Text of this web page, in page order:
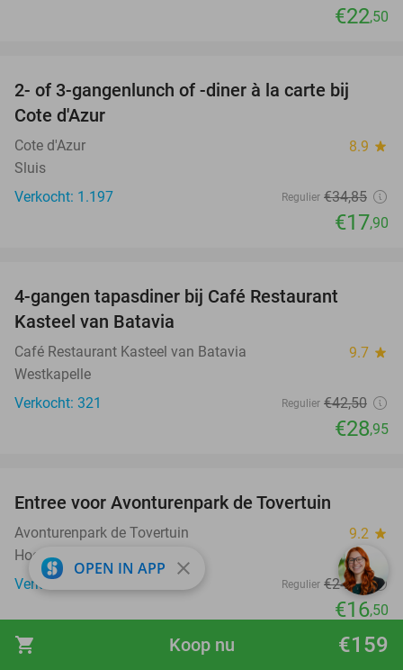
shopping_cart €159
Koop nu
€22,50
49%
2- of 3-gangenlunch of -diner à la carte bij
Cote d'Azur
Cote d'Azur 8.9 star
Sluis
Verkocht: 1.197
Regulier €34,85
€17,90
4-gangen tapasdiner bij Café Restaurant
Kasteel van Batavia
Café Restaurant Kasteel van Batavia 9.7 star
Westkapelle
Verkocht: 321
Regulier €42,50
€28,95
Entree voor Avonturenpark de Tovertuin
Avonturenpark de Tovertuin 9.2 star
Hoogerheide
Verkocht: 8.606
Regulier €24,95
€16,50
OPEN IN APP close